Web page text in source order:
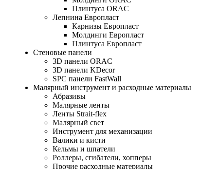
Плинтуса ORAC
Лепнина Европласт
Карнизы Европласт
Молдинги Европласт
Плинтуса Европласт
Стеновые панели
3D панели ORAC
3D панели KDecor
SPC панели FastWall
Малярный инструмент и расходные материалы
Абразивы
Малярные ленты
Ленты Strait-flex
Малярный свет
Инструмент для механизации
Валики и кисти
Кельмы и шпатели
Роллеры, сгибатели, хопперы
Прочие расходные материалы